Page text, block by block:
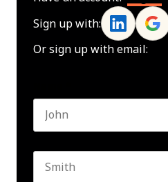
Sign up with:
Or sign up with email: